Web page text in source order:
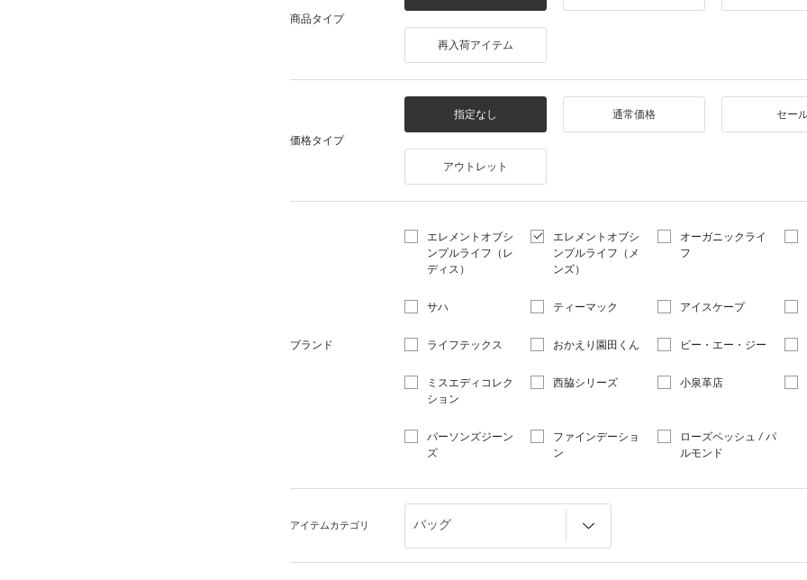
商品タイプ
再入荷アイテム
価格タイプ
指定なし 通常価格 セー
アウトレット
ブランド
エレメントオブシ
ンプルライフ（レ
ディス）
エレメントオブシ
ンプルライフ（メ
ンズ）
オーガニックライ
フ
サハ ティーマック アイスケープ
ライフテックス おかえり園田くん ビー・エー・ジー
ミスエディコレク
ション
西脇シリーズ 小泉革店
パーソンズジーン
ズ
ファインデーショ
ン
ローズペッシュ / パ
ルモンド
アイテムカテゴリ